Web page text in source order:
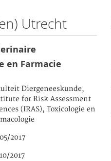
Utrecht
en Farmacie
Diergeneeskunde,
for Risk Assessment
(IRAS), Toxicologie en
2017
2017